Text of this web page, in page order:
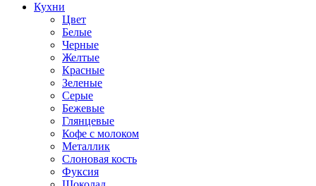
Кухни
Цвет
Белые
Черные
Желтые
Красные
Зеленые
Серые
Бежевые
Глянцевые
Кофе с молоком
Металлик
Слоновая кость
Фуксия